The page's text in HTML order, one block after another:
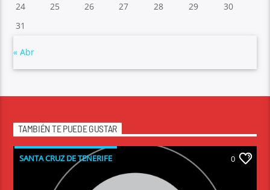
24
25 26 27 28 29
30
31
« Abr
TAMBIÉN TE PUEDE GUSTAR
SANTA CRUZ DE TENERIFE 0